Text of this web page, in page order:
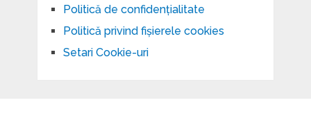
Politică de confidențialitate
Politică privind fișierele cookies
Setari Cookie-uri